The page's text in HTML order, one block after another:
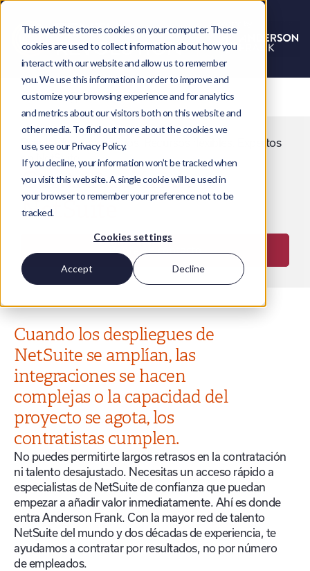
This website stores cookies on your computer. These
cookies are used to collect information about how you
interact with our website and allow us to remember
you. We use this information in order to improve and
customize your browsing experience and for analytics
and metrics about our visitors both on this website and
other media. To find out more about the cookies we
use, see our Privacy Policy.
If you decline, your information won’t be tracked when
you visit this website. A single cookie will be used in
your browser to remember your preference not to be
tracked.
Cookies settings
Accept Decline
Resultados más rápidos. Recursos flexibles. Expertos
en NetSuite.
Contratación de
NetSuite
Ponte en contacto
Cuando los despliegues de
NetSuite se amplían, las
integraciones se hacen
complejas o la capacidad del
proyecto se agota, los
contratistas cumplen.
No puedes permitirte largos retrasos en la contratación
ni talento desajustado. Necesitas un acceso rápido a
especialistas de NetSuite de confianza que puedan
empezar a añadir valor inmediatamente. Ahí es donde
entra Anderson Frank. Con la mayor red de talento
NetSuite del mundo y dos décadas de experiencia, te
ayudamos a contratar por resultados, no por número
de empleados.